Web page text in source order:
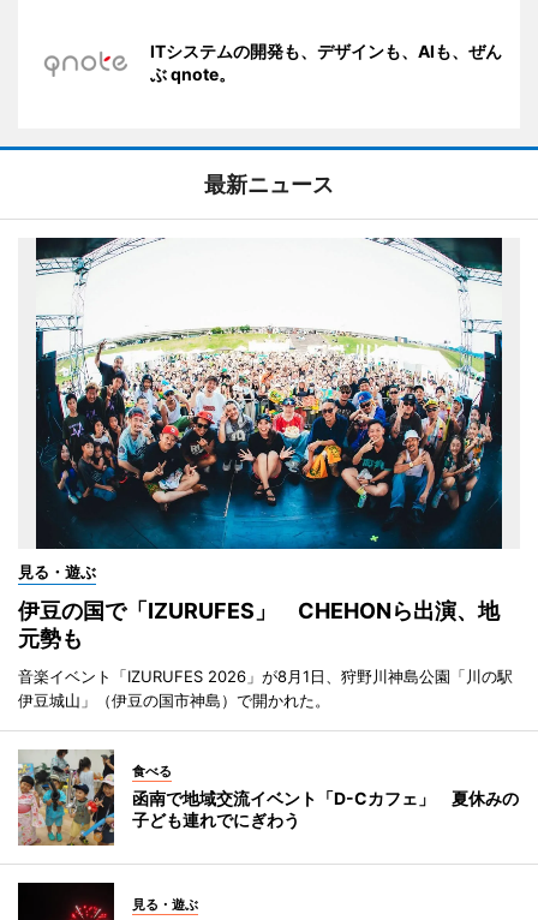
ITシステムの開発も、デザインも、AIも、ぜん
ぶ qnote。
最新ニュース
見る・遊ぶ
伊豆の国で「IZURUFES」 CHEHONら出演、地
元勢も
音楽イベント「IZURUFES 2026」が8月1日、狩野川神島公園「川の駅
伊豆城山」（伊豆の国市神島）で開かれた。
食べる
函南で地域交流イベント「D-Cカフェ」 夏休みの
子ども連れでにぎわう
見る・遊ぶ